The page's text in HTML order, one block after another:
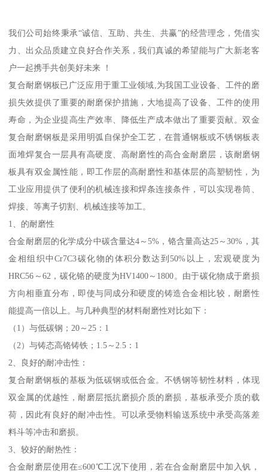
我们公司始终秉承“诚信、互助、共生、共赢”的经营理念，凭借实
力、出众品质建立良好合作关系，我们真诚的希望能与广大新老客
户一起携手共创美好未来 ！
复合耐磨钢板已广泛应用于重工业领域,为我国工业设备、工件的磨
损失效提供了重要的耐磨保护措施，大地提高了设备、工件的使用
寿命，为企业提高生产效率、降低生产成本做出了重要贡献。双金
复合耐磨钢板是采用明弧自保护全工艺，在普通钢板或不锈钢板表
面堆焊复合一层具有高硬度、高耐磨性的高合金耐磨层，该耐磨钢
板具有双金属性能，即工作层的高耐磨性和基体层的高塑韧性，为
工业应用提供了便利的机械连接和焊条连接条件，可以实现卷筒、
焊接、等离子切割、机械连接等加工。
1、的耐磨性
合金耐磨层的化学成分中碳含量达4～5%，铬含量高达25～30%，其
金相组织中Cr7C3碳化物的体积分数达到50%以上，宏观硬度为
HRC56～62，碳化铬的硬度为HV1400～1800。由于碳化物成于磨损
方向相垂直分布，即使与同成分和硬度的铸造合金相比较，耐磨性
能提高一倍以上。与几种典型的材料耐磨性对比如下：
（1）与低碳钢；20～25：1
（2）与铸态高铬铸铁；1.5～2.5：1
2、良好的耐冲击性：
复合耐磨钢板的基板为低碳钢或低合金。不锈钢等韧性材料，体现
双金属的优越性，耐磨层抵抗磨损介质的磨损，基板承受介质的载
荷，因此有良好的耐冲击性。可以承受物料输送系统中承受高落差
料斗等冲击和磨损。
3、较好的耐热性：
合金耐磨层使用在≤600℃工况下使用，若在合金耐磨层中加入钒，